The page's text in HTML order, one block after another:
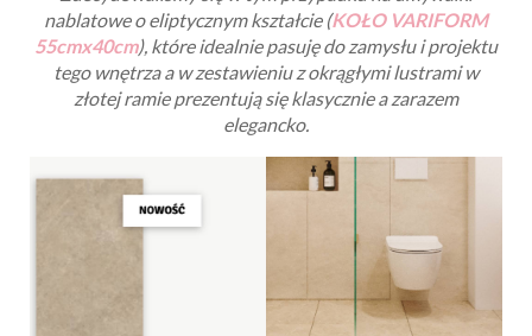
nablatowe o eliptycznym kształcie (KOŁO VARIFORM
55cmx40cm), które idealnie pasuję do zamysłu i projektu
tego wnętrza a w zestawieniu z okrągłymi lustrami w
złotej ramie prezentują się klasycznie a zarazem
elegancko.